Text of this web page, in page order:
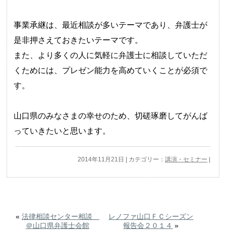
事業承継は、最近相談が多いテーマであり、弁護士が
是非押さえておきたいテーマです。
また、より多くの人に気軽に弁護士に相談していただ
くためには、プレゼン能力を高めていくことが必須で
す。
山口県のみなさまの幸せのため、切磋琢磨してがんば
っていきたいと思います。
2014年11月21日 | カテゴリー：講演・セミナー
« 法律相談センター相談
＠山口県弁護士会館
レノファ山口ＦＣシーズン
報告会２０１４ »